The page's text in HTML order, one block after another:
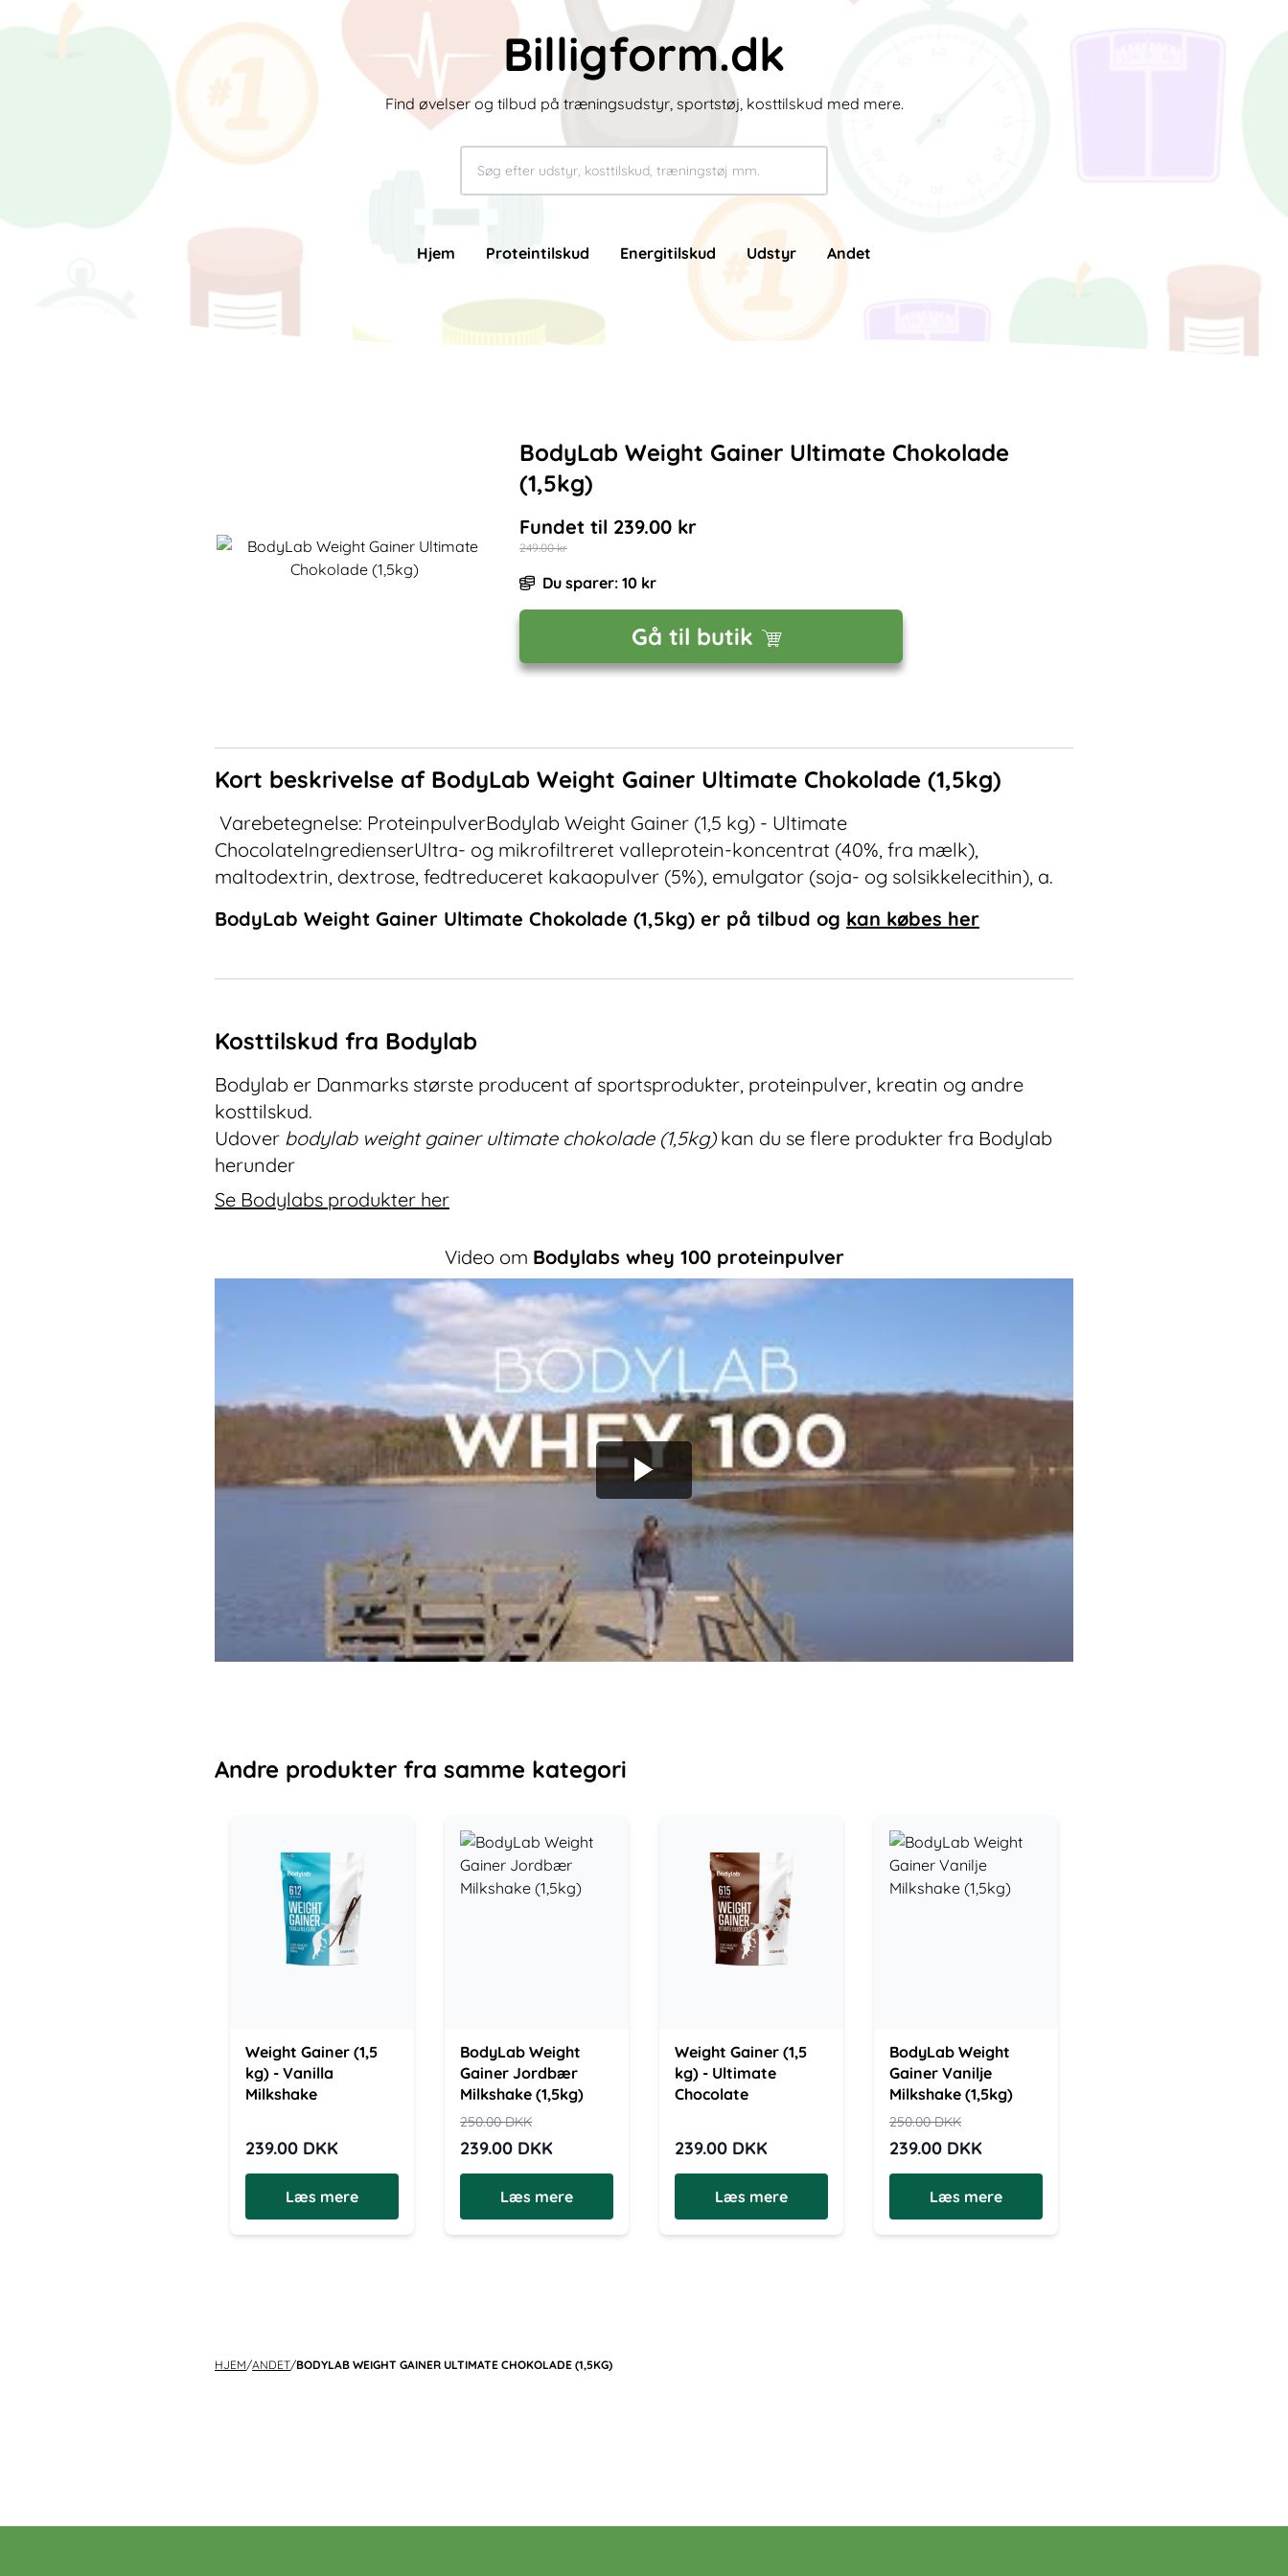
Billigform.dk
Find øvelser og tilbud på træningsudstyr, sportstøj, kosttilskud med mere.
Hjem Proteintilskud Energitilskud Udstyr Andet
BodyLab Weight Gainer Ultimate Chokolade
(1,5kg)
Fundet til 239.00 kr
249.00kr
Du sparer: 10 kr
Gå til butik
Kort beskrivelse af BodyLab Weight Gainer Ultimate Chokolade (1,5kg)
Varebetegnelse: ProteinpulverBodylab Weight Gainer (1,5 kg) - Ultimate
ChocolateIngredienserUltra- og mikrofiltreret valleprotein-koncentrat (40%, fra mælk),
maltodextrin, dextrose, fedtreduceret kakaopulver (5%), emulgator (soja- og solsikkelecithin), a.
BodyLab Weight Gainer Ultimate Chokolade (1,5kg) er på tilbud og kan købes her
Kosttilskud fra Bodylab
Bodylab er Danmarks største producent af sportsprodukter, proteinpulver, kreatin og andre
kosttilskud.
Udover bodylab weight gainer ultimate chokolade (1,5kg)kan du se flere produkter fra Bodylab
herunder
Se Bodylabs produkter her
Video om Bodylabs whey 100 proteinpulver
Andre produkter fra samme kategori
Weight Gainer (1,5
kg) - Vanilla
Milkshake
239.00 DKK
Læs mere
BodyLab Weight
Gainer Jordbær
Milkshake (1,5kg)
250.00DKK
239.00 DKK
Læs mere
Weight Gainer (1,5
kg) - Ultimate
Chocolate
239.00 DKK
Læs mere
BodyLab Weight
Gainer Vanilje
Milkshake (1,5kg)
250.00DKK
239.00 DKK
Læs mere
HJEM/ANDET/BODYLAB WEIGHT GAINER ULTIMATE CHOKOLADE (1,5KG)